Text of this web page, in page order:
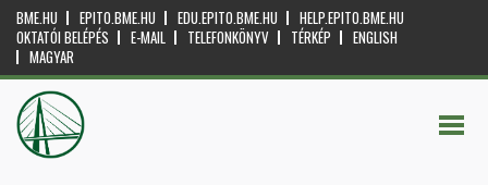
BME.HU EPITO.BME.HU EDU.EPITO.BME.HU
HELP.EPITO.BME.HU
OKTATÓI BELÉPÉS
E-MAIL TELEFONKÖNYV TÉRKÉP
ENGLISH
MAGYAR